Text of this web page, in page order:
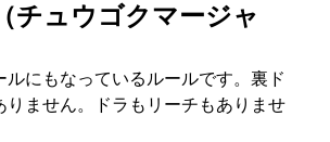
チュウゴクマージャ
にもなっているルールです。裏ド
りません。ドラもリーチもありませ